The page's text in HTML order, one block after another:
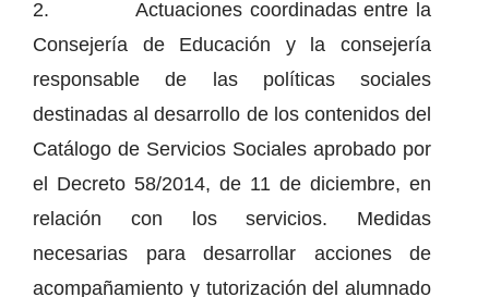
2. Actuaciones coordinadas entre la
Consejería de Educación y la consejería
responsable de las políticas sociales
destinadas al desarrollo de los contenidos del
Catálogo de Servicios Sociales aprobado por
el Decreto 58/2014, de 11 de diciembre, en
relación con los servicios. Medidas
necesarias para desarrollar acciones de
acompañamiento y tutorización del alumnado